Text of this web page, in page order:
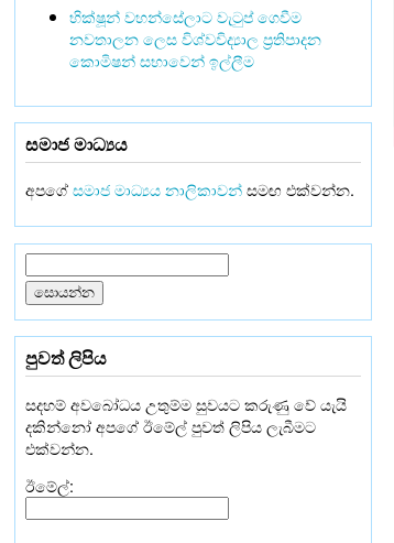
භික්ෂූන් වහන්සේලාට වැටුප් ගෙවීම
නවතාලන ලෙස විශ්වවිද්‍යාල ප්‍රතිපාදන
කොමිෂන් සභාවෙන් ඉල්ලීම
සමාජ මාධ්‍යය
අපගේසමාජ මාධ්‍යය නාලිකාවන්සමඟ එක්වන්න.
පුවත් ලිපිය
සදහම් අවබෝධය උතුම්ම සුවයට කරුණු වේ යැයි
දකින්නෝ අපගේ ඊමේල් පුවත් ලිපිය ලැබීමට
එක්වන්න.
ඊමේල්: